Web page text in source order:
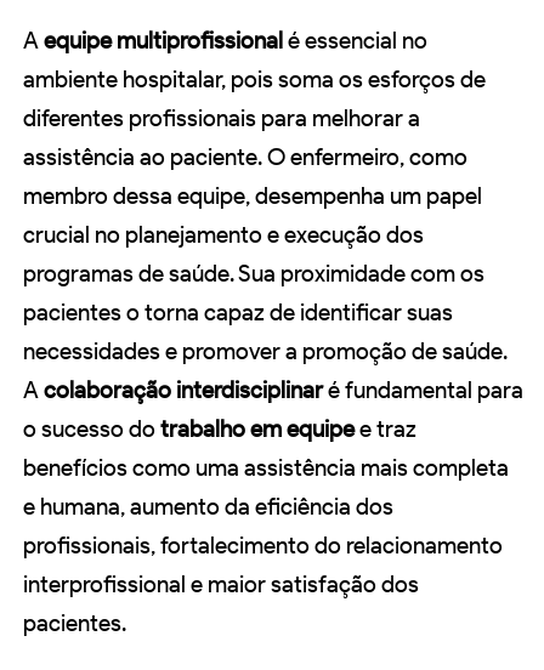
Aequipe multiprofissionalé essencial no
ambiente hospitalar, pois soma os esforços de
diferentes profissionais para melhorar a
assistência ao paciente. O enfermeiro, como
membro dessa equipe, desempenha um papel
crucial no planejamento e execução dos
programas de saúde. Sua proximidade com os
pacientes o torna capaz de identificar suas
necessidades e promover a promoção de saúde.
Acolaboração interdisciplinaré fundamental para
o sucesso do trabalho em equipee traz
benefícios como uma assistência mais completa
e humana, aumento da eficiência dos
profissionais, fortalecimento do relacionamento
interprofissional e maior satisfação dos
pacientes.